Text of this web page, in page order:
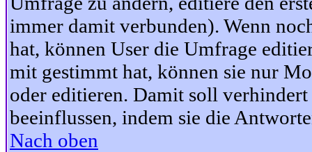
immer damit verbunden). Wenn
hat, können User die Umfrage
mit gestimmt hat, können sie nur
oder editieren. Damit soll
beeinflussen, indem sie die
Nach oben